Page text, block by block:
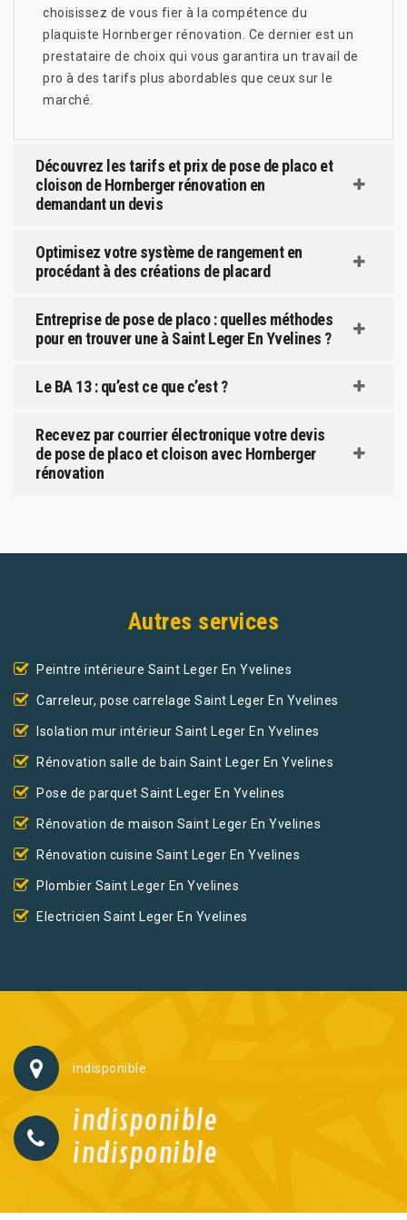
choisissez de vous fier à la compétence du
plaquiste Hornberger rénovation. Ce dernier est un
prestataire de choix qui vous garantira un travail de
pro à des tarifs plus abordables que ceux sur le
marché.
Découvrez les tarifs et prix de pose de placo et
cloison de Hornberger rénovation en
demandant un devis
Optimisez votre système de rangement en
procédant à des créations de placard
Entreprise de pose de placo : quelles méthodes
pour en trouver une à Saint Leger En Yvelines ?
Le BA 13 : qu’est ce que c’est ?
Recevez par courrier électronique votre devis
de pose de placo et cloison avec Hornberger
rénovation
Autres services
Peintre intérieure Saint Leger En Yvelines
Carreleur, pose carrelage Saint Leger En Yvelines
Isolation mur intérieur Saint Leger En Yvelines
Rénovation salle de bain Saint Leger En Yvelines
Pose de parquet Saint Leger En Yvelines
Rénovation de maison Saint Leger En Yvelines
Rénovation cuisine Saint Leger En Yvelines
Plombier Saint Leger En Yvelines
Electricien Saint Leger En Yvelines
indisponible
indisponible
indisponible